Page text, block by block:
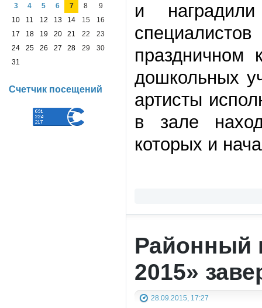
и
праздничном
дошкольных
артисты
в зале
которых и
Районный
2015»
28.09.2015, 17:27
3
4 5 6 7 8
9
10
11 12 13 14 15
16
17
18 19 20 21 22
23
24
25 26 27 28 29
30
31
Счетчик посещений